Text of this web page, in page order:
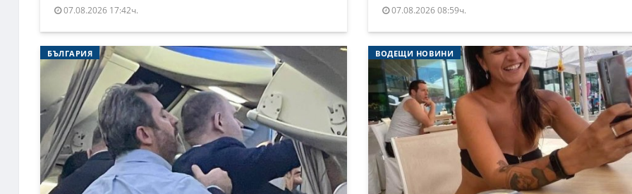
07.08.2026 17:42ч. 07.08.2026 08:59ч.
БЪЛГАРИЯ ВОДЕЩИ НОВИНИ